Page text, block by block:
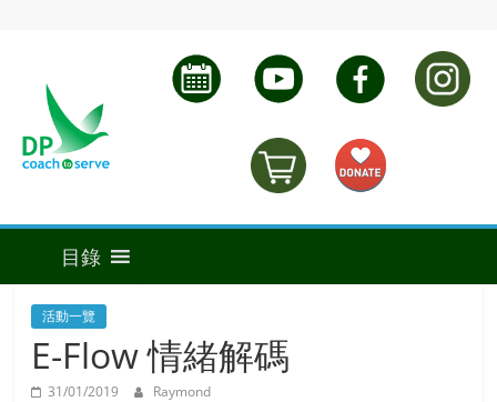
活動一覽
E-Flow 情緒解碼
31/01/2019 Raymond